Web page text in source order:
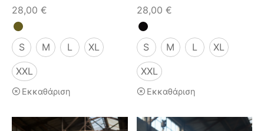
28,00 €
S M L XL
XXL
Εκκαθάριση
28,00 €
S M L XL
XXL
Εκκαθάριση